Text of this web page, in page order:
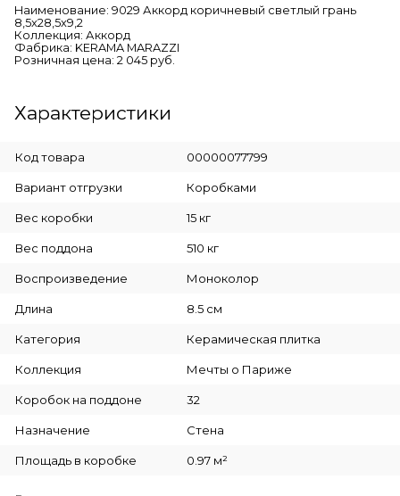
Наименование: 9029 Аккорд коричневый светлый грань
8,5x28,5x9,2
Коллекция: Аккорд
Фабрика: KERAMA MARAZZI
Розничная цена: 2 045 руб.
Характеристики
Код товара 00000077799
Вариант отгрузки Коробками
Вес коробки 15 кг
Вес поддона 510 кг
Воспроизведение Моноколор
Длина 8.5 см
Категория Керамическая плитка
Коллекция Мечты о Париже
Коробок на поддоне 32
Назначение Стена
Площадь в коробке 0.97 м²